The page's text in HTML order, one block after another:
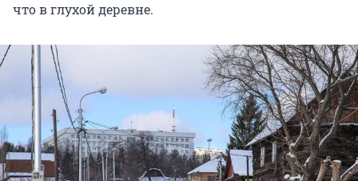
что в глухой деревне.